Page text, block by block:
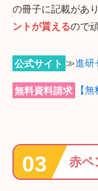
の冊子に記載があり
ントが貰えるので
公式サイト ≫進研
無料資料請求 【
赤ペ